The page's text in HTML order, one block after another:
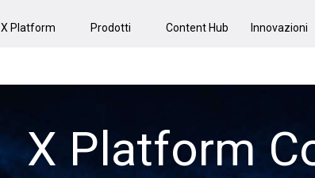
X Platform Prodotti Content Hub Innovazioni
X Platform